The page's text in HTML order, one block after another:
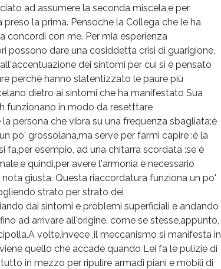
ad assumere la seconda miscela,e per
la prima. Pensoche la Collega che le ha
concordi con me. Per mia esperienza
possono dare una cosiddetta crisi di guarigione,
dei sintomi per cui si è pensato
perchè hanno slatentizzato le paure più
dietro ai sintomi che ha manifestato Sua
funzionano in modo da resetttare
persona che vibra su una frequenza sbagliata;è
po' grossolana,ma serve per farmi capire :è la
fa,per esempio, ad una chitarra scordata :se è
quindi,per avere l'armonia è necessario
giusta. Questa riaccordatura funziona un po'
strato per strato dei
dai sintomi e problemi superficiali e andando
ad arrivare all'origine, come se stesse,appunto,
volte,invece ,il meccanismo si manifesta in
quello che accade quando Lei fa le pulizie di
in mezzo per ripulire armadi piani e mobili di